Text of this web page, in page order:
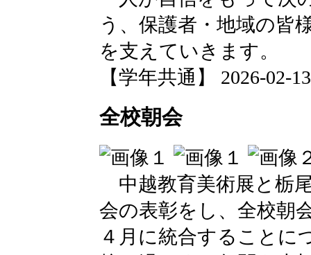
う、保護者・地域の皆
を支えていきます。
【学年共通】 2026-02-
全校朝会
中越教育美術展と栃
会の表彰をし、全校朝
４月に統合することに